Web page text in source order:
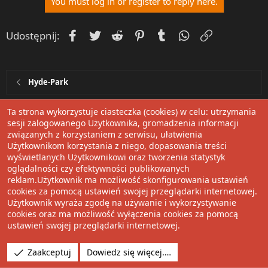
:
Udostępnij: Facebook
Twitter Reddit PinterestTumblrWhatsApp
Hyde-Park
Polski
Regulamin
Pomoc
R
S
S
Statystyki online
Użytkownicy online
Ta strona wykorzystuje ciasteczka (cookies) w celu: utrzymania
sesji zalogowanego Użytkownika, gromadzenia informacji
związanych z korzystaniem z serwisu, ułatwienia
Użytkownikom korzystania z niego, dopasowania treści
wyświetlanych Użytkownikowi oraz tworzenia statystyk
oglądalności czy efektywności publikowanych
reklam.Użytkownik ma możliwość skonfigurowania ustawień
cookies za pomocą ustawień swojej przeglądarki internetowej.
Użytkownik wyraża zgodę na używanie i wykorzystywanie
cookies oraz ma możliwość wyłączenia cookies za pomocą
ustawień swojej przeglądarki internetowej.
Zaakceptuj Dowiedz się więcej.…